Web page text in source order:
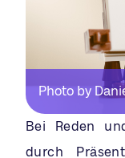
Photo by
Bei Reden
durch